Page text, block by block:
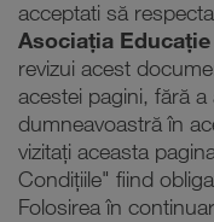
acceptati să
Asociaţia
revizui acest
acestei pagini, fără a
dumneavoastră în
vizitați aceasta
Condițiile" fiind
Folosirea în